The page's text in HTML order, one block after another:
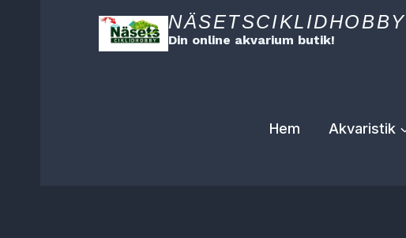
NÄSETSCIKLIDHOBBY
Din online akvarium butik!
Hem Akvaristik